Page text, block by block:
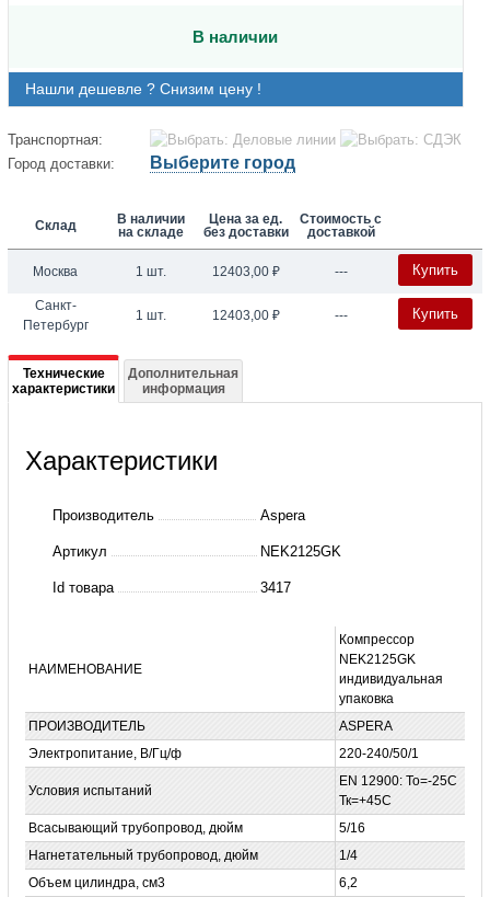
В наличии
Нашли дешевле ? Снизим цену !
Транспортная:
Город доставки:
Выберите город
Склад
В наличии
на складе
Цена за ед.
без доставки
Стоимость с
доставкой
Москва 1 шт. 12403,00 ₽ --- Купить
Санкт-
Петербург
1 шт. 12403,00 ₽ --- Купить
Подробная
информация
Embraco
2125
компрессор
Технические
характеристики
Дополнительная
информация
Характеристики
Производитель Aspera
Артикул NEK2125GK
Id товара 3417
НАИМЕНОВАНИЕ
Компрессор
NEK2125GK
индивидуальная
упаковка
ПРОИЗВОДИТЕЛЬ
ASPERA
Электропитание, В/Гц/ф
220-240/50/1
Условия испытаний
EN 12900: То=-25С
Тк=+45С
Всасывающий трубопровод, дюйм
5/16
Нагнетательный трубопровод, дюйм
1/4
Объем цилиндра, см3
6,2